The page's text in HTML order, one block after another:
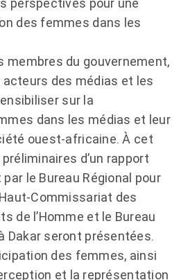
perspectives pour une
des femmes dans les
membres du gouvernement,
des médias et les
sur la
dans les médias et leur
ouest-africaine. À cet
d’un rapport
le Bureau Régional pour
Haut-Commissariat des
de l’Homme et le Bureau
Dakar seront présentées.
des femmes, ainsi
et la représentation